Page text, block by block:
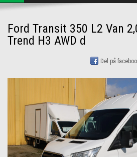
Dansk Erhvervsleasing
navigation
Ford Transit 350 L2 Van
Trend H3 AWD d
Del på